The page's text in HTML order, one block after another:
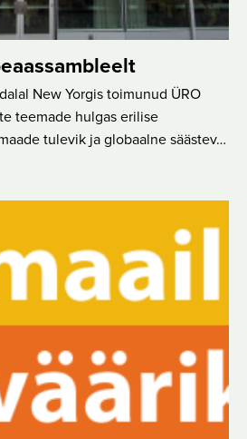
New Yorgis toimunud ÜRO
teemade hulgas erilise
tulevik ja globaalne säästev…